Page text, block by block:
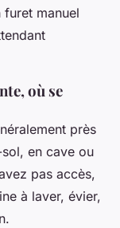
furet manuel
où se
près
en cave ou
pas accès,
à laver, évier,